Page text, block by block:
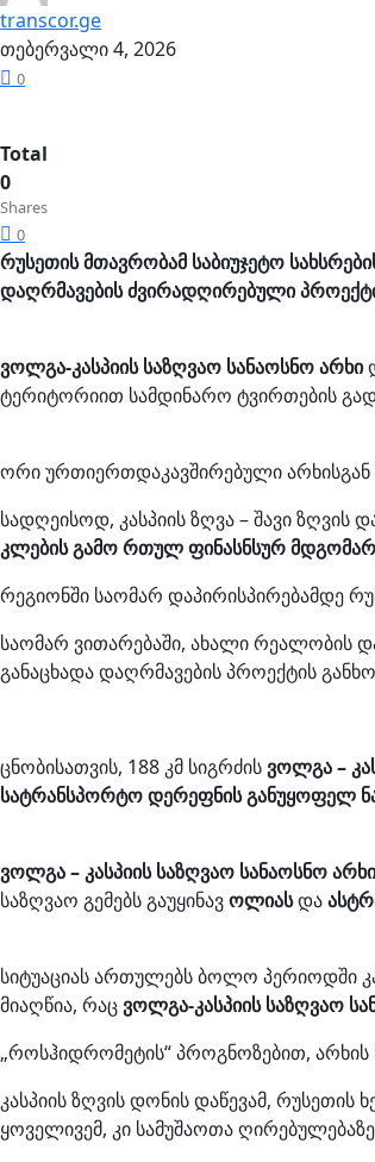
transcor.ge
თებერვალი 4, 2026
0
Total
0
Shares
0
რუსეთის მთავრობამ საბიუჯეტო
დაღრმავების ძვირადღირებული
ვოლგა-კასპიის საზღვაო სანაოსნო არხი
ტერიტორიით სამდინარო ტვირთების
ორი ურთიერთდაკავშირებული
სადღეისოდ, კასპიის ზღვა – შავი ზღვის
კლების გამო რთულ ფინასნსურ
რეგიონში საომარ დაპირისპირებამდე
საომარ ვითარებაში, ახალი რეალობის
განაცხადა დაღრმავების პროექტის
ცნობისათვის, 188 კმ სიგრძისვოლგა –
სატრანსპორტო დერეფნის განუყოფელ
ვოლგა – კასპიის საზღვაო სანაოსნო არხი
საზღვაო გემებს გაუყინავოლიასდა
სიტუაციას ართულებს ბოლო პერიოდში
მიაღწია, რაცვოლგა-კასპიის საზღვაო
„როსჰიდრომეტის“ პროგნოზებით,
კასპიის ზღვის დონის დაწევამ,
ყოველივემ, კი სამუშაოთა